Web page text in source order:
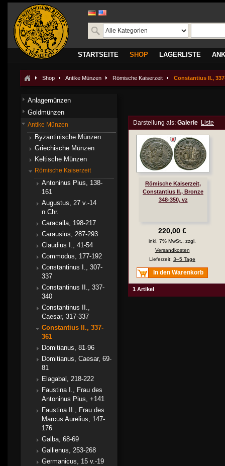
STARTSEITE SHOP LAGERLISTE
Shop Antike Münzen Römische Kaiserzeit Constantius II.,
Darstellung als: Galerie Liste
Römische Kaiserzeit,
Constantius II., Bronze
348-350, vz
220,00 €
inkl. 7% MwSt., zzgl.
Versandkosten
Lieferzeit: 3–5 Tage
In den Warenkorb
1 Artikel
Anlagemünzen
Goldmünzen
Antike Münzen
Byzantinische Münzen
Griechische Münzen
Keltische Münzen
Römische Kaiserzeit
Antoninus Pius, 138-
161
Augustus, 27 v.-14
n.Chr.
Caracalla, 198-217
Carausius, 287-293
Claudius I., 41-54
Commodus, 177-192
Constantinus I., 307-
337
Constantinus II., 337-
340
Constantinus II.,
Caesar, 317-337
Constantius II., 337-
361
Domitianus, 81-96
Domitianus, Caesar, 69-
81
Elagabal, 218-222
Faustina I., Frau des
Antoninus Pius, +141
Faustina II., Frau des
Marcus Aurelius, 147-
176
Galba, 68-69
Gallienus, 253-268
Germanicus, 15 v.-19